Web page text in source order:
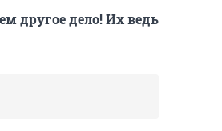
другое дело! Их ведь